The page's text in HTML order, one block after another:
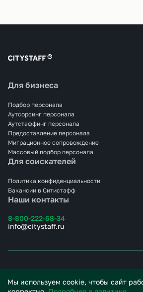
Наши контакты
8-800-222-68-34
info@citystaff.ru
Для бизнеса
Подбор персонала
Аутсорсинг персонала
Аутстаффинг персонала
Предоставление персонала
Миграционное сопровождение
Массовый подбор персонала
Для соискателей
Политика конфиденциальности
Вакансии в Ситистафф
Все права защищены.
Мы используем cookie, чтобы сайт